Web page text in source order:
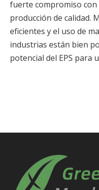
fuerte compromiso
producción de calidad.
eficientes y el uso de
industrias están bien
potencial del EPS para